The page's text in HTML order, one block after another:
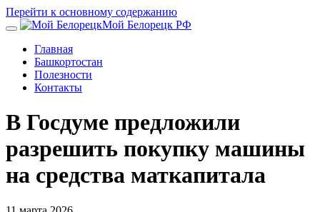
Перейти к основному содержанию
Мой Белорецк РФ
Главная
Башкортостан
Полезности
Контакты
В Госдуме предложили
разрешить покупку машины
на средства маткапитала